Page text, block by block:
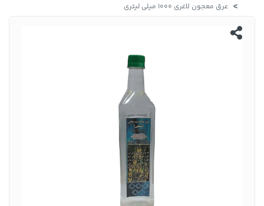
عرق معجون لاغری 1000 میلی لیتری